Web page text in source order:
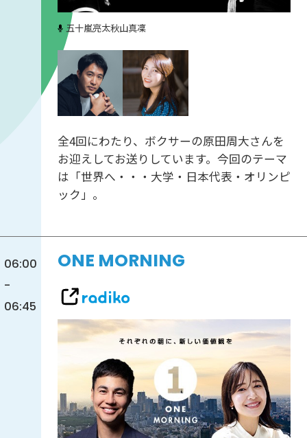
五十嵐亮太秋山真凜
全4回にわたり、ボクサーの原田周大さんを
お迎えしてお送りしています。今回のテーマ
は「世界へ・・・大学・日本代表・オリンピ
ック」。
06:00
-
06:45
ONE MORNING